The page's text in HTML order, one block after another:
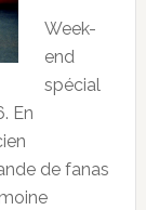
Week-
end
spécial
En
de fanas